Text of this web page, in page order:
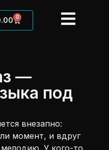
0
—
под
внезапно:
момент, и вдруг
мелодию. У кого-то